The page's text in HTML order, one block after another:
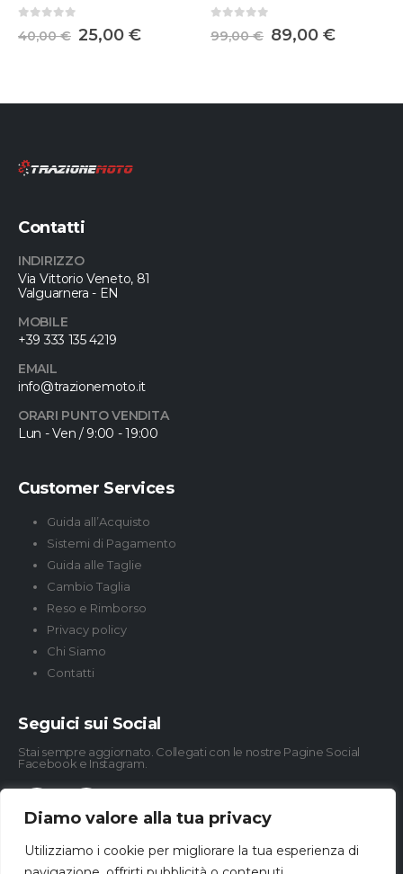
Diamo valore alla tua privacy
Utilizziamo i cookie per migliorare la tua esperienza di
40,00€ 25,00€ 99,00€ 89,00€
Contatti
INDIRIZZO
Via Vittorio Veneto, 81
Valguarnera - EN
MOBILE
+39 333 135 4219
EMAIL
info@trazionemoto.it
ORARI PUNTO VENDITA
Lun - Ven / 9:00 - 19:00
Customer Services
Guida all’Acquisto
Sistemi di Pagamento
Guida alle Taglie
Cambio Taglia
Reso e Rimborso
Privacy policy
Chi Siamo
Contatti
Seguici sui Social
Stai sempre aggiornato. Collegati con le nostre Pagine Social
Facebook e Instagram.